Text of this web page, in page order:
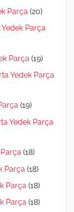
Parça (20)
Parça
Parça (19)
Yedek Parça
(19)
Yedek Parça
(18)
Parça (18)
Parça (18)
Parça (18)